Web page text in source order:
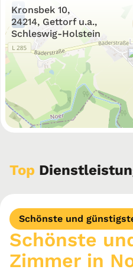
+
−
Kronsbek 10,
24214, Gettorf u.a.,
Schleswig-Holstein
Top
Schönste und
Schönste
Zimmer in